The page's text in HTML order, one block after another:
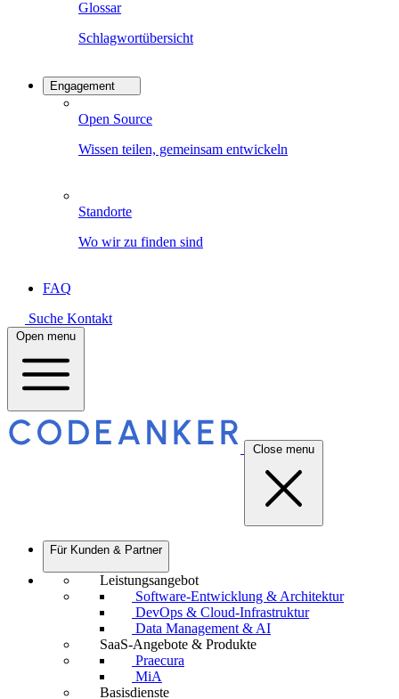
Glossar
Schlagwortübersicht
Engagement
Open Source
Wissen teilen, gemeinsam entwickeln
Standorte
Wo wir zu finden sind
FAQ
Suche Kontakt
Open menu
Close menu
Für Kunden & Partner
Leistungsangebot
Software-Entwicklung & Architektur
DevOps & Cloud-Infrastruktur
Data Management & AI
SaaS-Angebote & Produkte
Praecura
MiA
Basisdienste